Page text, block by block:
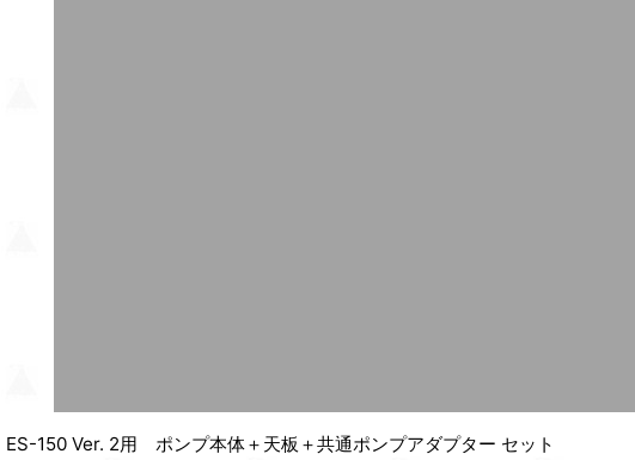
ES-150 Ver. 2用 ポンプ本体＋天板＋共通ポンプアダプター セット